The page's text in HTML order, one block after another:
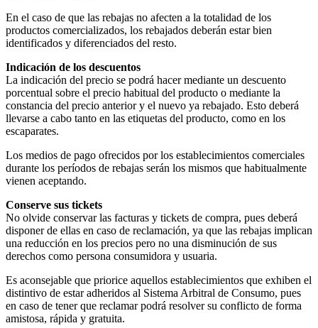
En el caso de que las rebajas no afecten a la totalidad de los
productos comercializados, los rebajados deberán estar bien
identificados y diferenciados del resto.
Indicación de los descuentos
La indicación del precio se podrá hacer mediante un descuento
porcentual sobre el precio habitual del producto o mediante la
constancia del precio anterior y el nuevo ya rebajado. Esto deberá
llevarse a cabo tanto en las etiquetas del producto, como en los
escaparates.
Los medios de pago ofrecidos por los establecimientos comerciales
durante los períodos de rebajas serán los mismos que habitualmente
vienen aceptando.
Conserve sus tickets
No olvide conservar las facturas y tickets de compra, pues deberá
disponer de ellas en caso de reclamación, ya que las rebajas implican
una reducción en los precios pero no una disminución de sus
derechos como persona consumidora y usuaria.
Es aconsejable que priorice aquellos establecimientos que exhiben el
distintivo de estar adheridos al Sistema Arbitral de Consumo, pues
en caso de tener que reclamar podrá resolver su conflicto de forma
amistosa, rápida y gratuita.